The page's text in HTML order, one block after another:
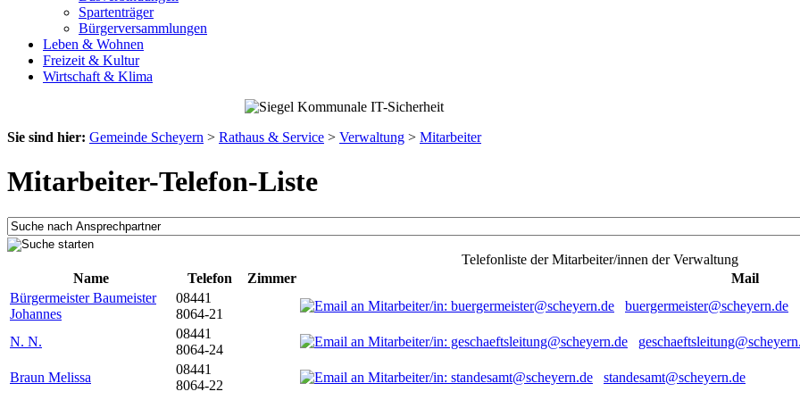
Spartenträger
Bürgerversammlungen
Leben & Wohnen
Freizeit & Kultur
Wirtschaft & Klima
Sie sind hier: Gemeinde Scheyern > Rathaus & Service > Verwaltung > Mitarbeiter
Mitarbeiter-Telefon-Liste
Telefonliste der Mitarbeiter/innen der Verwaltung
Name
Telefon Zimmer
Mail
Bürgermeister Baumeister
Johannes
08441
8064-21
buergermeister@scheyern.de
N. N.
08441
8064-24
Braun Melissa
08441
8064-22
standesamt@scheyern.de